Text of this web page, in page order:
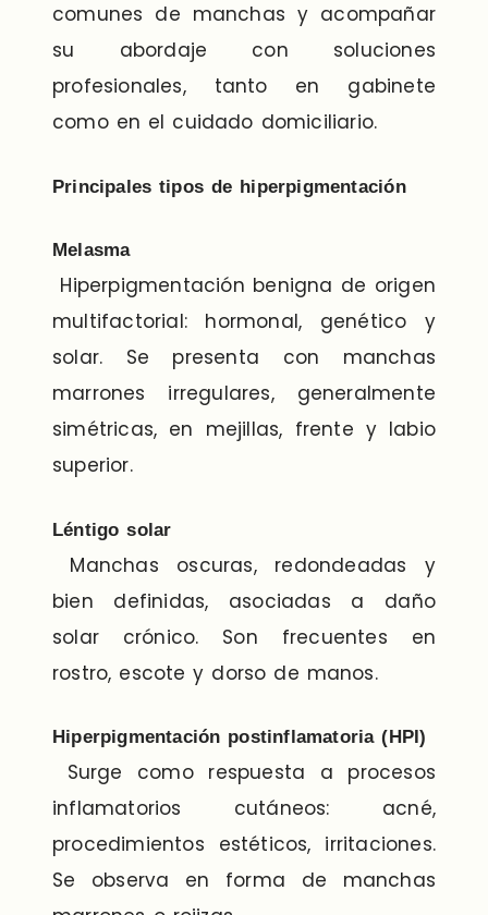
comunes de manchas y acompañar
su abordaje con soluciones
profesionales, tanto en gabinete
como en el cuidado domiciliario.
Principales tipos de hiperpigmentación
Melasma
Hiperpigmentación benigna de origen
multifactorial: hormonal, genético y
solar. Se presenta con manchas
marrones irregulares, generalmente
simétricas, en mejillas, frente y labio
superior.
Léntigo solar
Manchas oscuras, redondeadas y
bien definidas, asociadas a daño
solar crónico. Son frecuentes en
rostro, escote y dorso de manos.
Hiperpigmentación postinflamatoria (HPI)
Surge como respuesta a procesos
inflamatorios cutáneos: acné,
procedimientos estéticos, irritaciones.
Se observa en forma de manchas